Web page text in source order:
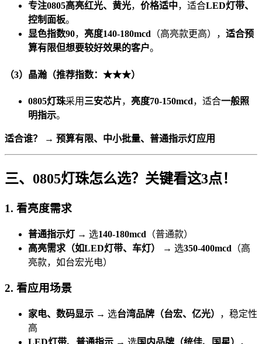
专注0805高亮红光、黄光， 价格适中，适合LED灯带、
控制面板。
显色指数90， 亮度140-180mcd （高亮款更高）， 适合预
算有限但想要较好效果的客户。
（3）晶瀚（推荐指数：★★★）
0805灯珠采用 三安芯片， 亮度70-150mcd，适合一般照
明指示。
适合谁？ → 预算有限、中小批量、普通指示灯应用
三、0805灯珠怎么选？关键看这3点！
1. 看亮度需求
普通指示灯 → 选140-180mcd （普通款）
高亮需求（如LED灯带、车灯）
→ 选350-400mcd （高
亮款，如台宏光电）
2. 看应用场景
家电、数码显示 → 选台湾品牌（台宏、亿光）
，稳定性
高
LED灯带、普通指示 → 选国内品牌（统佳、国星） ，